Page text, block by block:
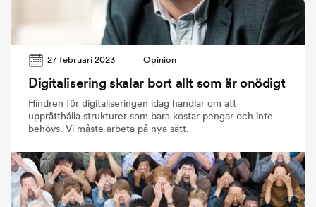
27 februari 2023 Opinion
Digitalisering skalar bort allt som är onödigt
Hindren för digitaliseringen idag handlar om att
upprätthålla strukturer som bara kostar pengar och inte
behövs. Vi måste arbeta på nya sätt.